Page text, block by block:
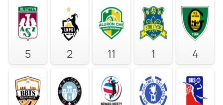
5 2 11 1 4